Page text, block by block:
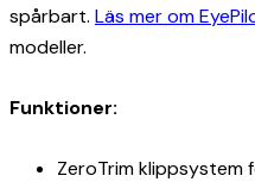
spårbart. Läs mer om
modeller.
Funktioner:
ZeroTrim klippsystem